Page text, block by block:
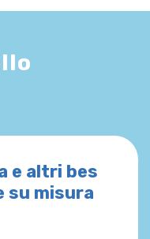
e altri bes
su misura